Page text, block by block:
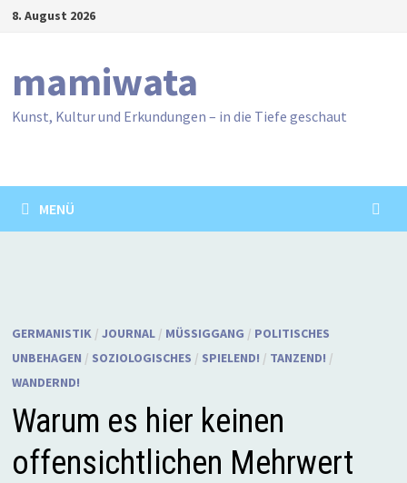
Zum8. August 2026
mamiwata
Kunst, Kultur und Erkundungen – in die Tiefe geschaut
MENÜ
GERMANISTIK/ JOURNAL/ MÜSSIGGANG / POLITISCHES
UNBEHAGEN / SOZIOLOGISCHES / SPIELEND! / TANZEND! /
WANDERND!
Warum es hier keinen
offensichtlichen Mehrwert